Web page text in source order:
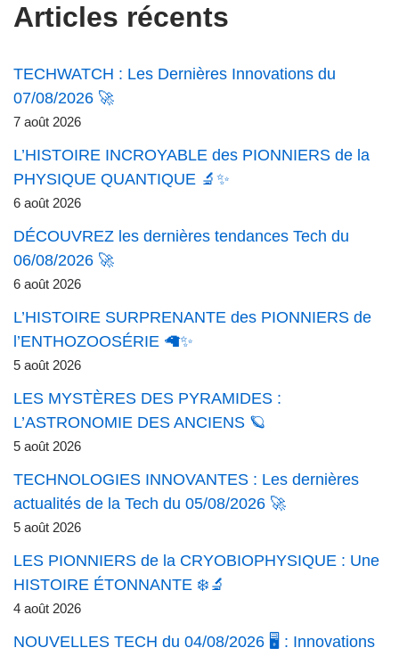
Articles récents
TECHWATCH : Les Dernières Innovations du
07/08/2026 🚀
7 août 2026
L’HISTOIRE INCROYABLE des PIONNIERS de la
PHYSIQUE QUANTIQUE 🔬✨
6 août 2026
DÉCOUVREZ les dernières tendances Tech du
06/08/2026 🚀
6 août 2026
L’HISTOIRE SURPRENANTE des PIONNIERS de
l’ENTHOZOOSÉRIE 🦙✨
5 août 2026
LES MYSTÈRES DES PYRAMIDES :
L’ASTRONOMIE DES ANCIENS 🪐
5 août 2026
TECHNOLOGIES INNOVANTES : Les dernières
actualités de la Tech du 05/08/2026 🚀
5 août 2026
LES PIONNIERS de la CRYOBIOPHYSIQUE : Une
HISTOIRE ÉTONNANTE ❄️🔬
4 août 2026
NOUVELLES TECH du 04/08/2026 🖥️ : Innovations